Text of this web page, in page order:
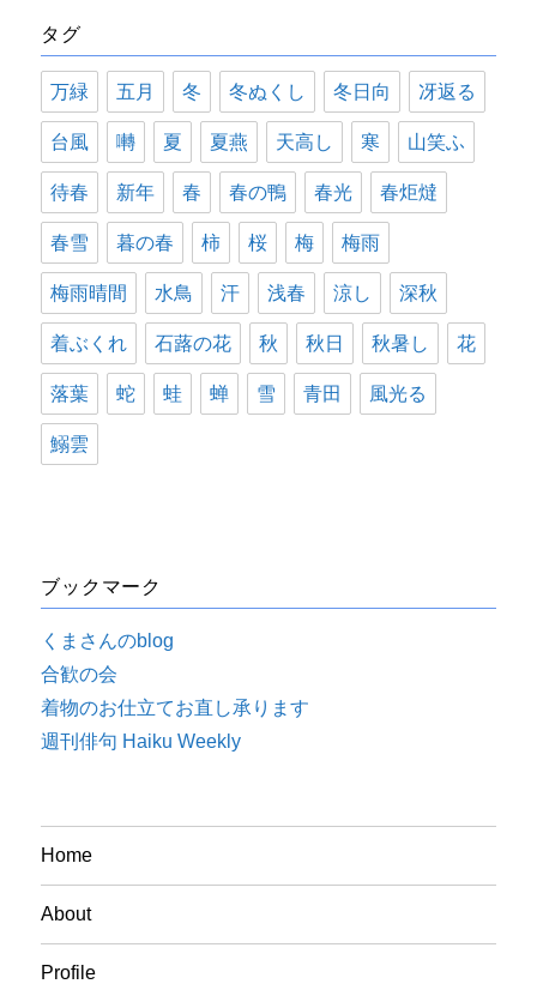
ー
タグ
万緑 五月 冬 冬ぬくし 冬日向 冴返る
台風 囀 夏 夏燕 天高し 寒 山笑ふ
待春 新年 春 春の鴨 春光 春炬燵
春雪 暮の春 柿 桜 梅 梅雨
梅雨晴間 水鳥 汗 浅春 涼し 深秋
着ぶくれ 石蕗の花 秋 秋日 秋暑し 花
落葉 蛇 蛙 蝉 雪 青田 風光る
鰯雲
ブックマーク
くまさんのblog
合歓の会
着物のお仕立てお直し承ります
週刊俳句 Haiku Weekly
Home
About
Profile